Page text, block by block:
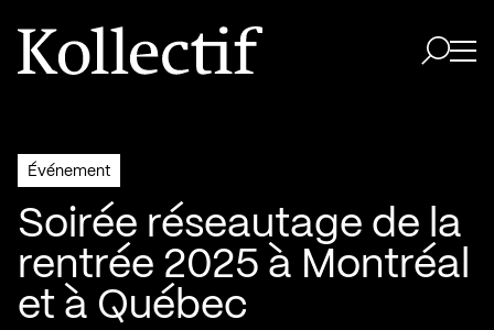
Aller à la page d'accueil
Logo Kollectif
Événement
Soirée réseautage de la
rentrée 2025 à Montréal
et à Québec